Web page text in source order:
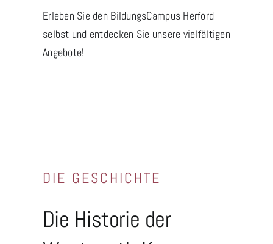
Erleben Sie den BildungsCampus Herford
selbst und entdecken Sie unsere vielfältigen
Angebote!
DIE GESCHICHTE
Die Historie der